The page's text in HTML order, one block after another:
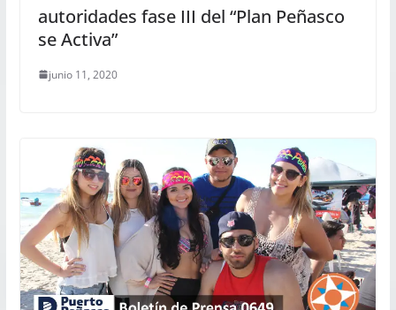
autoridades fase III del “Plan Peñasco
se Activa”
junio 11, 2020